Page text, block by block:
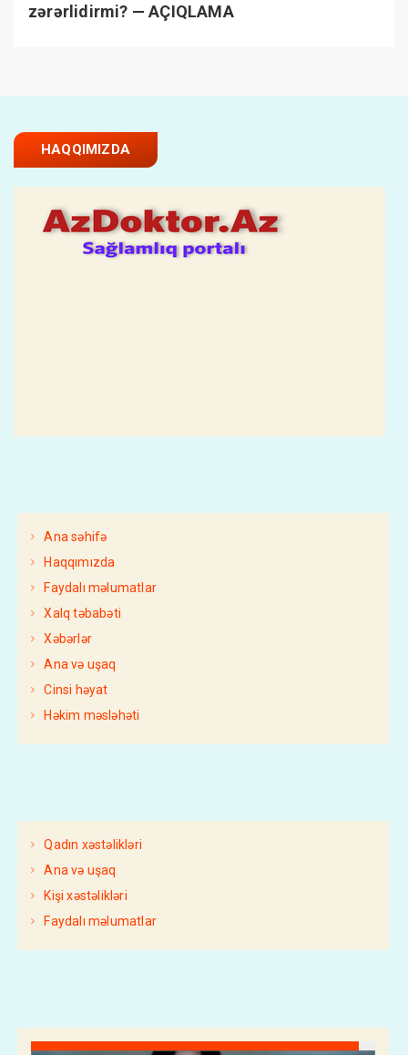
zərərlidirmi? — AÇIQLAMA
HAQQIMIZDA
Ana səhifə
Haqqımızda
Faydalı məlumatlar
Xalq təbabəti
Xəbərlər
Ana və uşaq
Cinsi həyat
Həkim məsləhəti
Qadın xəstəlikləri
Ana və uşaq
Kişi xəstəlikləri
Faydalı məlumatlar